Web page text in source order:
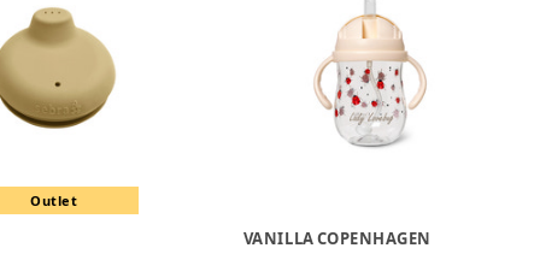
Outlet
VANILLA COPENHAGEN